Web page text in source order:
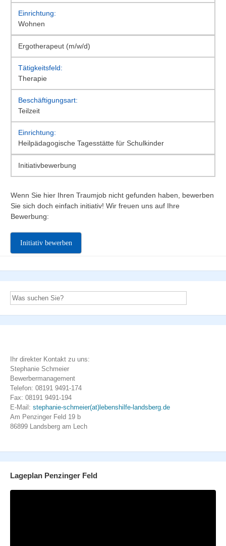
Wohnen
Ergotherapeut (m/w/d)
Therapie
Teilzeit
Heilpädagogische Tagesstätte für Schulkinder
Initiativbewerbung
Wenn Sie hier Ihren Traumjob nicht gefunden haben, bewerben
Sie sich doch einfach initiativ! Wir freuen uns auf Ihre
Bewerbung:
Initiativ bewerben
Ihr direkter Kontakt zu uns:
Stephanie Schmeier
Bewerbermanagement
Telefon: 08191 9491-174
Fax: 08191 9491-194
E-Mail: stephanie-schmeier(at)lebenshilfe-landsberg.de
Am Penzinger Feld 19 b
86899 Landsberg am Lech
Lageplan Penzinger Feld